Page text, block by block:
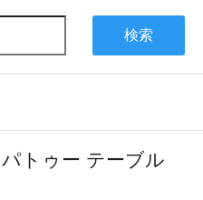
検索
トゥー テーブル